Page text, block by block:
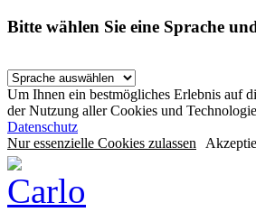
Bitte wählen Sie eine Sprache
Um Ihnen ein bestmögliches Erlebnis auf
der Nutzung aller Cookies und
Datenschutz
Nur essenzielle Cookies zulassen